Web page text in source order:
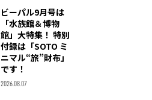
ビーパル9月号は
「水族館＆博物
館」大特集！ 特別
付録は「SOTO ミ
ニマル“旅”財布」
です！
2026.08.07